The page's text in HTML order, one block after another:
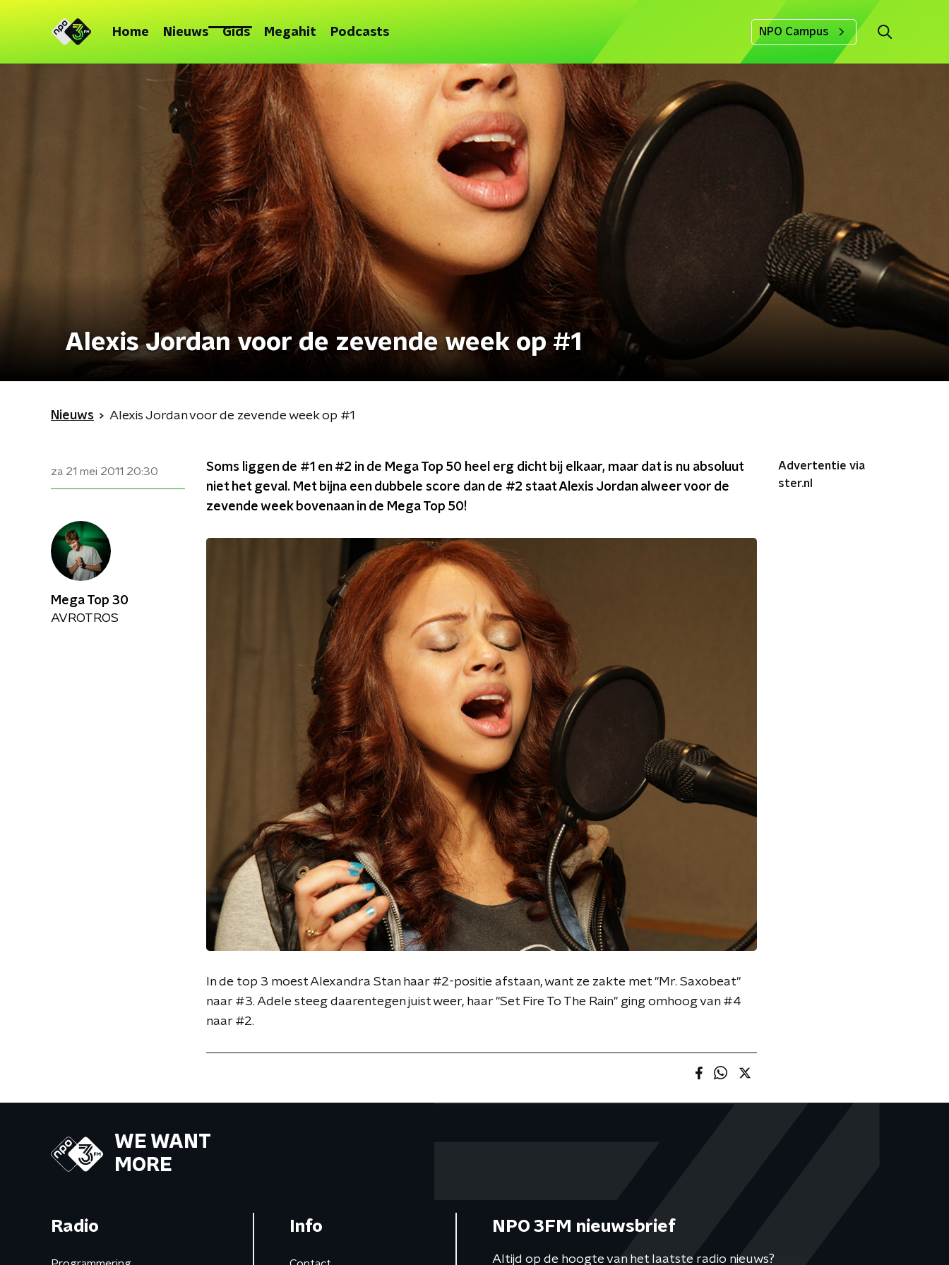
Home Nieuws Gids Megahit Podcasts NPO Campus
Alexis Jordan voor de zevende week op #1
Nieuws Alexis Jordan voor de zevende week op #1
za 21 mei 2011 20:30
Soms liggen de #1 en #2 in de Mega Top 50 heel erg dicht bij elkaar, maar dat is nu absoluut
niet het geval. Met bijna een dubbele score dan de #2 staat Alexis Jordan alweer voor de
zevende week bovenaan in de Mega Top 50!
In de top 3 moest Alexandra Stan haar #2-positie afstaan, want ze zakte met "Mr. Saxobeat"
naar #3. Adele steeg daarentegen juist weer, haar "Set Fire To The Rain" ging omhoog van #4
naar #2.
Advertentie via
ster.nl
Mega Top 30
AVROTROS
WE WANT
MORE
Radio Info NPO 3FM nieuwsbrief
Altijd op de hoogte van het laatste radio nieuws?